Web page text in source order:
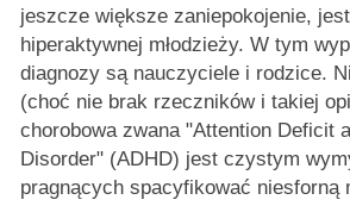
jeszcze większe zaniepokojenie,
hiperaktywnej młodzieży. W tym
diagnozy są nauczyciele i rodzice.
(choć nie brak rzeczników i takiej
chorobowa zwana "Attention Deficit
Disorder" (ADHD) jest czystym
pragnących spacyfikować niesforną